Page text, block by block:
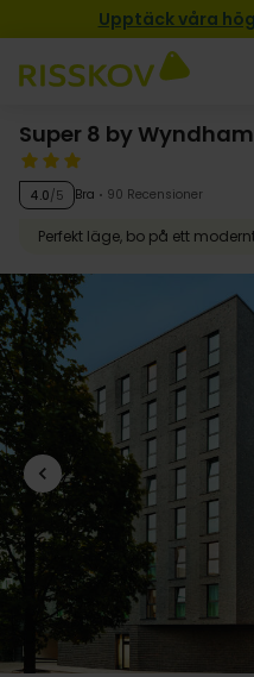
Upptäck våra
Super 8 by
4.0/5 Bra 90 Recensioner
Perfekt läge, bo på ett